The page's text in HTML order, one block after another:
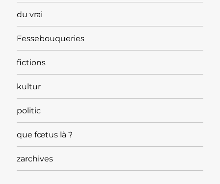
du vrai
Fessebouqueries
fictions
kultur
politic
que fœtus là ?
zarchives